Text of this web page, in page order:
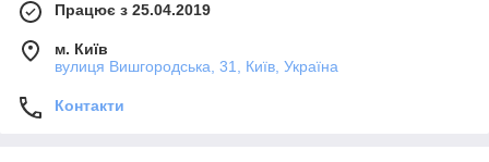
Працює з 25.04.2019
м. Київ
вулиця Вишгородська, 31, Київ, Україна
Контакти